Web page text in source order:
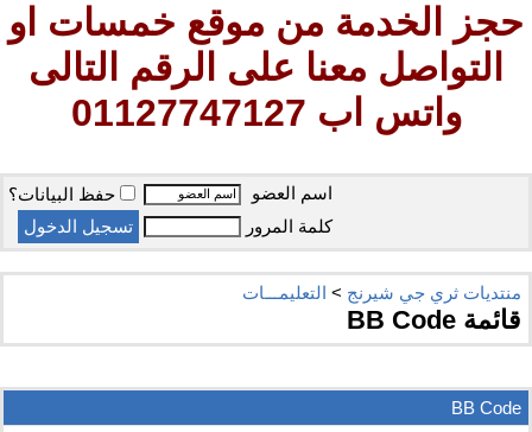
حجز الخدمة من موقع خمسات او
التواصل معنا على الرقم التالى
واتس اب 01127747127
اسم العضو
حفظ البيانات؟
كلمة المرور
منتديات ثري جي شيرنج > التعليمـــات
قائمة BB Code
BB Code